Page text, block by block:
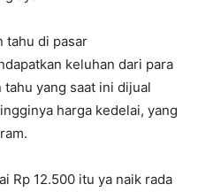
tahu di pasar
keluhan dari para
yang saat ini dijual
harga kedelai, yang
Rp 12.500 itu ya naik rada